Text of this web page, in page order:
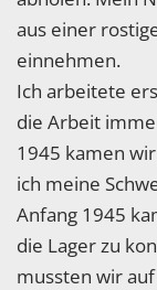
aus einer
einnehmen.
Ich arbeitete
die Arbeit
1945 kamen
ich meine
Anfang 1945
die Lager zu
mussten wir